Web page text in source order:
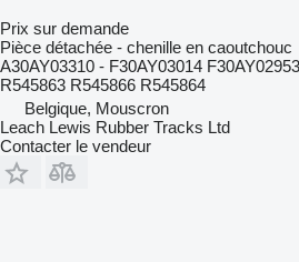
Prix sur demande
Pièce détachée - chenille en caoutchouc
A30AY03310 - F30AY03014
R545863 R545866 R545864
Belgique, Mouscron
Leach Lewis Rubber Tracks Ltd
Contacter le vendeur